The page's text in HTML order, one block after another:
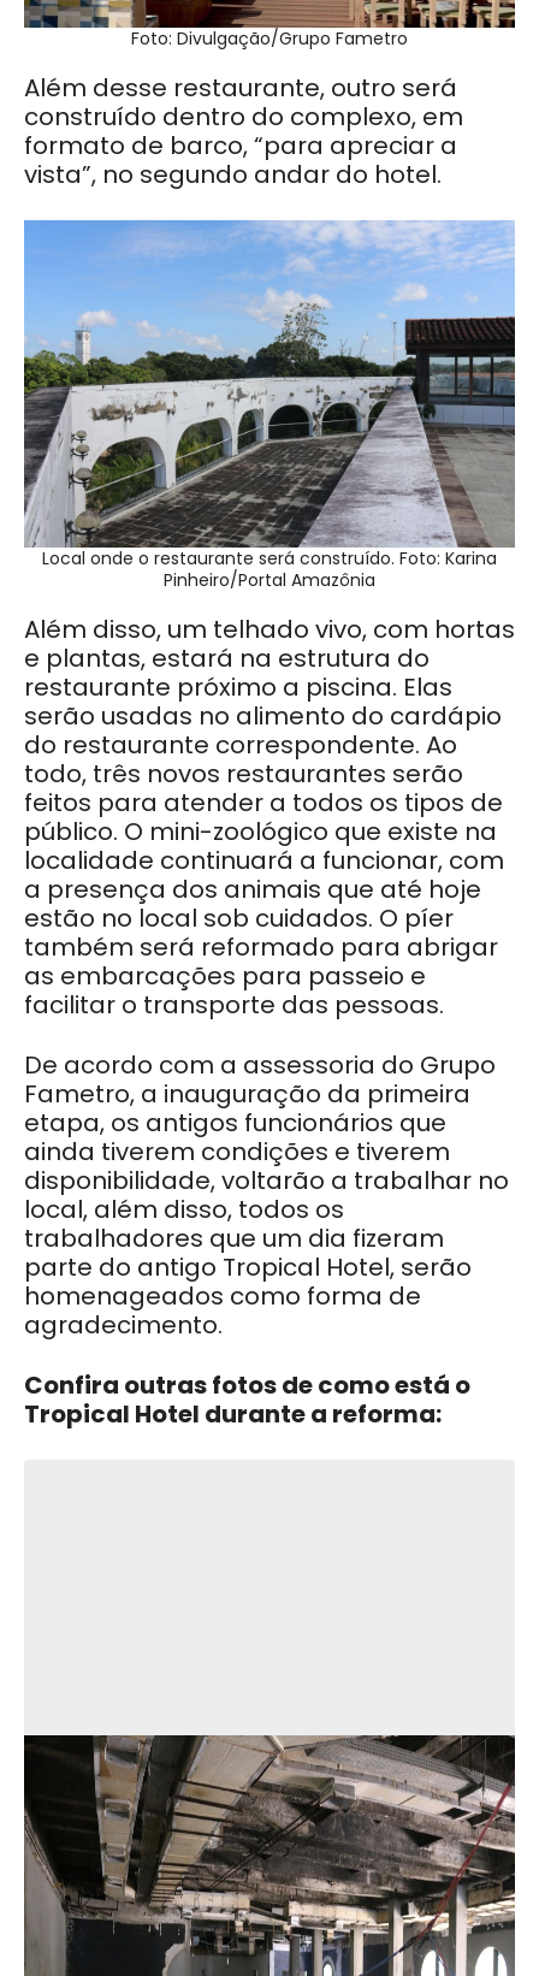
Foto: Divulgação/Grupo Fametro
Além desse restaurante, outro será
construído dentro do complexo, em
formato de barco, “para apreciar a
vista”, no segundo andar do hotel.
Local onde o restaurante será construído. Foto: Karina
Pinheiro/Portal Amazônia
Além disso, um telhado vivo, com hortas
e plantas, estará na estrutura do
restaurante próximo a piscina. Elas
serão usadas no alimento do cardápio
do restaurante correspondente. Ao
todo, três novos restaurantes serão
feitos para atender a todos os tipos de
público. O mini-zoológico que existe na
localidade continuará a funcionar, com
a presença dos animais que até hoje
estão no local sob cuidados. O píer
também será reformado para abrigar
as embarcações para passeio e
facilitar o transporte das pessoas.
De acordo com a assessoria do Grupo
Fametro, a inauguração da primeira
etapa, os antigos funcionários que
ainda tiverem condições e tiverem
disponibilidade, voltarão a trabalhar no
local, além disso, todos os
trabalhadores que um dia fizeram
parte do antigo Tropical Hotel, serão
homenageados como forma de
agradecimento.
Confira outras fotos de como está o
Tropical Hotel durante a reforma: